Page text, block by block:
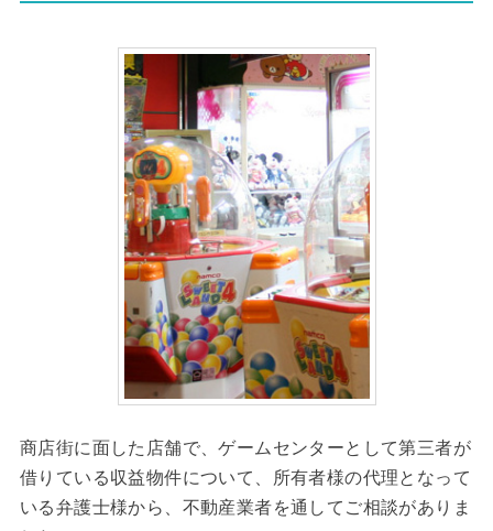
商店街に面した店舗で、ゲームセンターとして第三者が
借りている収益物件について、所有者様の代理となって
いる弁護士様から、不動産業者を通してご相談がありま